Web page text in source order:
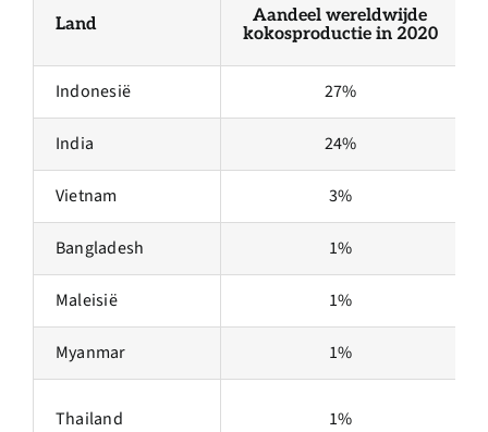
Land
Aandeel wereldwijde
kokosproductie in 2020
Indonesië 27%
India 24%
Vietnam 3%
Bangladesh 1%
Maleisië 1%
Myanmar 1%
Thailand 1%